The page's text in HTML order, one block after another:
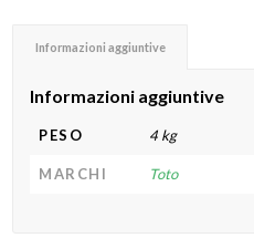
Informazioni aggiuntive
Informazioni aggiuntive
PESO 4 kg
MARCHI Toto